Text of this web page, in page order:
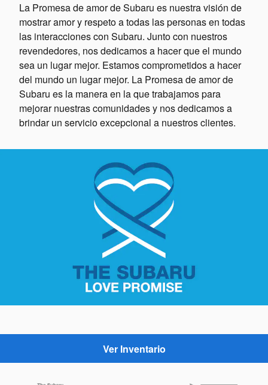
La Promesa de amor de Subaru es nuestra visión de
mostrar amor y respeto a todas las personas en todas
las interacciones con Subaru. Junto con nuestros
revendedores, nos dedicamos a hacer que el mundo
sea un lugar mejor. Estamos comprometidos a hacer
del mundo un lugar mejor. La Promesa de amor de
Subaru es la manera en la que trabajamos para
mejorar nuestras comunidades y nos dedicamos a
brindar un servicio excepcional a nuestros clientes.
Ver Inventario